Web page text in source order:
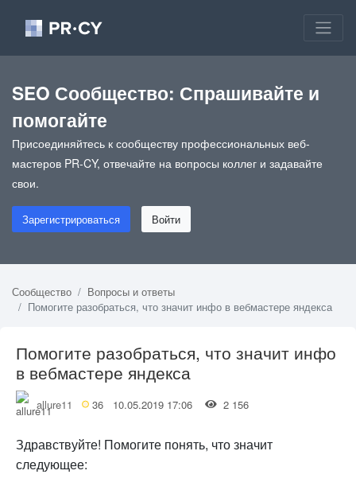
SEO Сообщество: Спрашивайте и
помогайте
Присоединяйтесь к сообществу профессиональных веб-
мастеров PR-CY, отвечайте на вопросы коллег и задавайте
свои.
Зарегистрироваться Войти
Сообщество
Вопросы и ответы
Помогите разобраться, что значит инфо в вебмастере яндекса
Помогите разобраться, что значит инфо
в вебмастере яндекса
allure11 36 10.05.2019 17:06 2 156
Здравствуйте! Помогите понять, что значит
следующее: